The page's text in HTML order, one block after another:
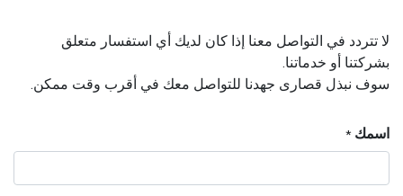
لا تتردد في التواصل معنا إذا كان لديك أي استفسار متعلق
بشركتنا أو خدماتنا.
سوف نبذل قصارى جهدنا للتواصل معك في أقرب وقت ممكن.
اسمك *